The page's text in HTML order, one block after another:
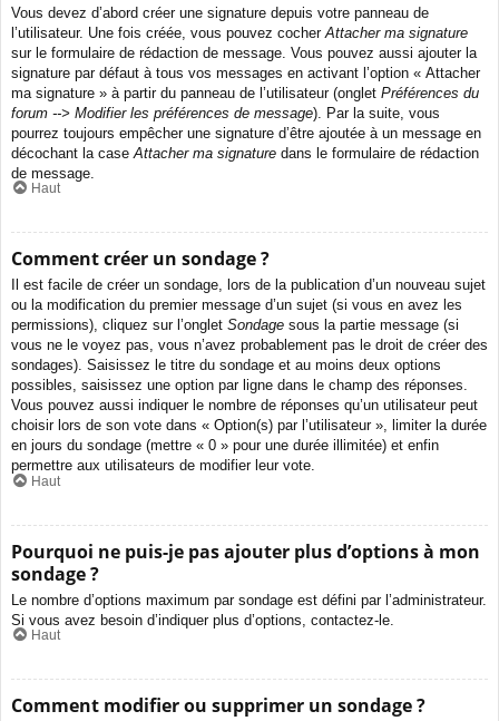
Vous devez d’abord créer une signature depuis votre panneau de
l’utilisateur. Une fois créée, vous pouvez cocher Attacher ma signature
sur le formulaire de rédaction de message. Vous pouvez aussi ajouter la
signature par défaut à tous vos messages en activant l’option « Attacher
ma signature » à partir du panneau de l’utilisateur (onglet Préférences du
forum --> Modifier les préférences de message). Par la suite, vous
pourrez toujours empêcher une signature d’être ajoutée à un message en
décochant la case Attacher ma signature dans le formulaire de rédaction
de message.
Haut
Comment créer un sondage ?
Il est facile de créer un sondage, lors de la publication d’un nouveau sujet
ou la modification du premier message d’un sujet (si vous en avez les
permissions), cliquez sur l’onglet Sondage sous la partie message (si
vous ne le voyez pas, vous n’avez probablement pas le droit de créer des
sondages). Saisissez le titre du sondage et au moins deux options
possibles, saisissez une option par ligne dans le champ des réponses.
Vous pouvez aussi indiquer le nombre de réponses qu’un utilisateur peut
choisir lors de son vote dans « Option(s) par l’utilisateur », limiter la durée
en jours du sondage (mettre « 0 » pour une durée illimitée) et enfin
permettre aux utilisateurs de modifier leur vote.
Haut
Pourquoi ne puis-je pas ajouter plus d’options à mon
sondage ?
Le nombre d’options maximum par sondage est défini par l’administrateur.
Si vous avez besoin d’indiquer plus d’options, contactez-le.
Haut
Comment modifier ou supprimer un sondage ?